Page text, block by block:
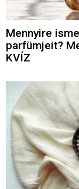
Mennyire
parfümjeit?
KVÍZ